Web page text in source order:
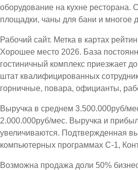
оборудование на кухне ресторана.
площадки, чаны для бани и многое
Рабочий сайт. Метка в картах
Хорошее место 2026. База
гостиничный комплекс приезжает
штат квалифицированных
горничные, повара, официанты,
Выручка в среднем 3.500.000руб/
2.000.000руб/мес. Выручка и
увеличиваются. Подтвержденная
компьютерных программах С-1,
Возможна продажа доли 50%